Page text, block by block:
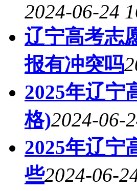
2024-06-24
辽宁高考志
报有冲突吗
2025年辽宁
格)2024-06-
2025年辽宁
些2024-06-